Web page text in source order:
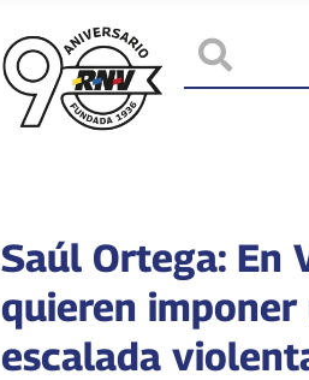
Saúl Ortega: En
quieren imponer
escalada